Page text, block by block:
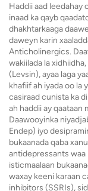
Haddii aad leedahay
inaad ka qayb
dhakhtarkaaga
daweyn karin
Anticholinergics.
wakiilada la
(Levsin), ayaa laga
khafiif ah iyada oo la
casiraad cunista ka
ah haddii ay qaataan
Daawooyinka
Endep) iyo
bukaanada qaba
antidepressants waa
isticmaalaan
waxay keeni karaan
inhibitors (SSRIs),